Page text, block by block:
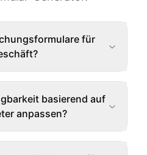
für
basierend auf
anpassen?